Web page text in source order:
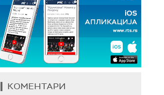
КОМЕНТАРИ